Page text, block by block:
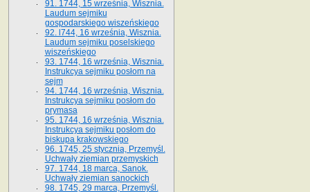
91. 1744, 15 września, Wisznia.
Laudum sejmiku
gospodarskiego wiszeńskiego
92. l744, 16 września, Wisznia.
Laudum sejmiku poselskiego
wiszeńskiego
93. 1744, 16 września, Wisznia.
Instrukcya sejmiku posłom na
sejm
94. 1744, 16 września, Wisznia.
Instrukcya sejmiku posłom do
prymasa
95. 1744, 16 września, Wisznia.
Instrukcya sejmiku posłom do
biskupa krakowskiego
96. 1745, 25 stycznia, Przemyśl.
Uchwały ziemian przemyskich
97. 1744, 18 marca, Sanok.
Uchwały ziemian sanockich
98. 1745, 29 marca, Przemyśl.